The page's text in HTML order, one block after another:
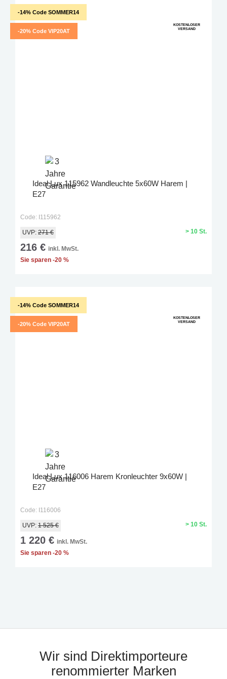
-14% Code SOMMER14
-20% Code VIP20AT
KOSTENLOSER
VERSAND
Ideal Lux 115962 Wandleuchte 5x60W Harem |
E27
Code: I115962
UVP: 271 €
216 € inkl. MwSt.
Sie sparen -20 %
> 10 St.
-14% Code SOMMER14
-20% Code VIP20AT
KOSTENLOSER
VERSAND
Ideal Lux 116006 Harem Kronleuchter 9x60W |
E27
Code: I116006
UVP: 1 525 €
1 220 € inkl. MwSt.
Sie sparen -20 %
> 10 St.
Wir sind Direktimporteure
renommierter Marken